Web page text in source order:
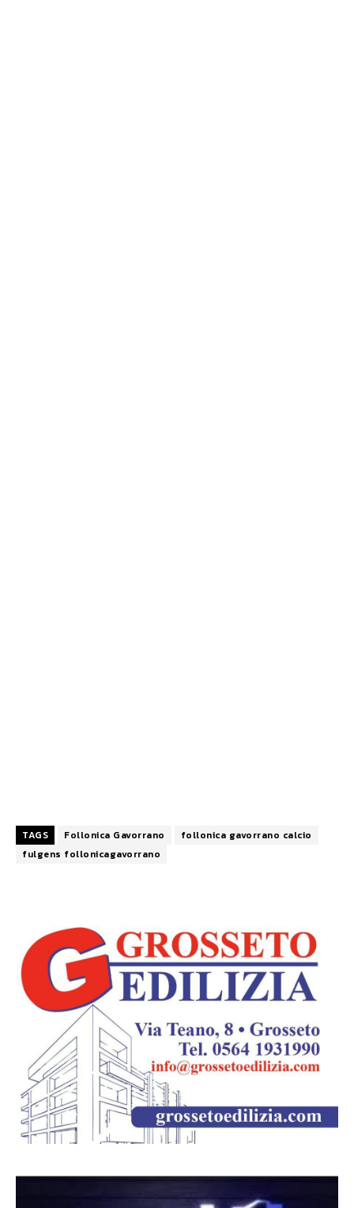
TAGS Follonica Gavorrano
follonica gavorrano calcio
fulgens follonicagavorrano